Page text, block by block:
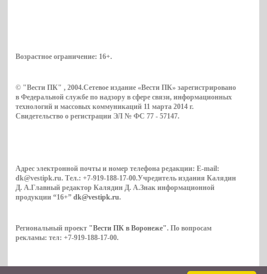
Возрастное ограничение: 16+.
© "Вести ПК" , 2004.Сетевое издание «Вести ПК» зарегистрировано
в Федеральной службе по надзору в сфере связи, информационных
технологий и массовых коммуникаций 11 марта 2014 г.
Свидетельство о регистрации ЭЛ № ФС 77 - 57147.
Адрес электронной почты и номер телефона редакции: E-mail:
dk@vestipk.ru. Тел.: +7-919-188-17-00.Учредитель издания Калядин
Д. А.Главный редактор Калядин Д. А.Знак информационной
продукции “16+”dk@vestipk.ru.
Региональный проект "Вести ПК в Воронеже". По вопросам
рекламы: тел: +7-919-188-17-00.